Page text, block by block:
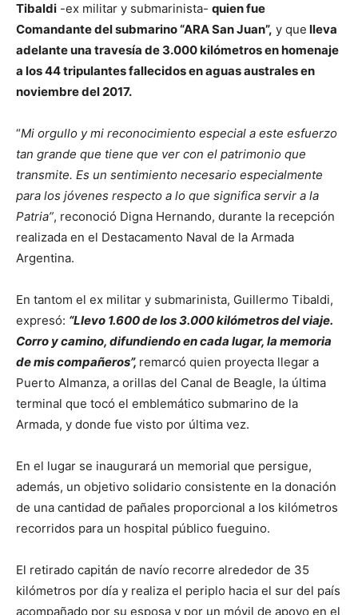
Tibaldi -ex militar y submarinista- quien fue
Comandante del submarino “ARA San Juan”, y que lleva
adelante una travesía de 3.000 kilómetros en homenaje
a los 44 tripulantes fallecidos en aguas australes en
noviembre del 2017.
“Mi orgullo y mi reconocimiento especial a este esfuerzo
tan grande que tiene que ver con el patrimonio que
transmite. Es un sentimiento necesario especialmente
para los jóvenes respecto a lo que significa servir a la
Patria”, reconoció Digna Hernando, durante la recepción
realizada en el Destacamento Naval de la Armada
Argentina.
En tantom el ex militar y submarinista, Guillermo Tibaldi,
expresó: “Llevo 1.600 de los 3.000 kilómetros del viaje.
Corro y camino, difundiendo en cada lugar, la memoria
de mis compañeros”, remarcó quien proyecta llegar a
Puerto Almanza, a orillas del Canal de Beagle, la última
terminal que tocó el emblemático submarino de la
Armada, y donde fue visto por última vez.
En el lugar se inaugurará un memorial que persigue,
además, un objetivo solidario consistente en la donación
de una cantidad de pañales proporcional a los kilómetros
recorridos para un hospital público fueguino.
El retirado capitán de navío recorre alrededor de 35
kilómetros por día y realiza el periplo hacia el sur del país
acompañado por su esposa y por un móvil de apoyo en el